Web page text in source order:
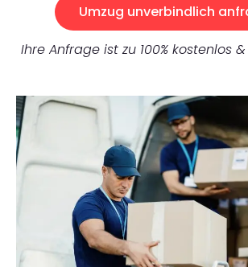
Umzug unverbindlich
Ihre Anfrage ist zu 100% kostenlos